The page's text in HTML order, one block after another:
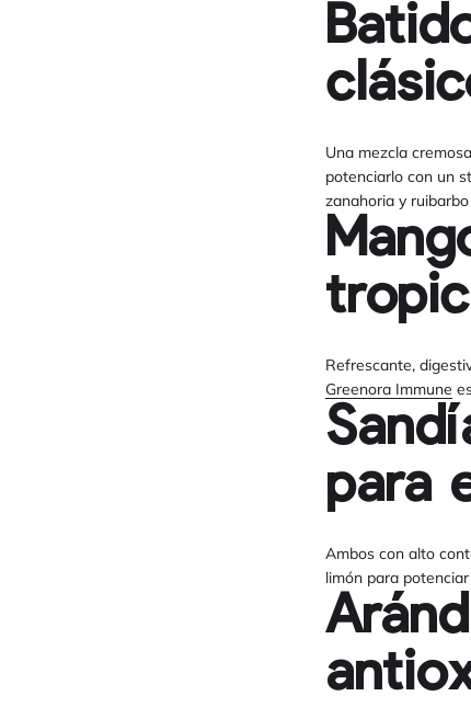
Una mezcla
potenciarlo con un
zanahoria y
Refrescante,
Greenora Immune
para
Ambos con alto
limón para